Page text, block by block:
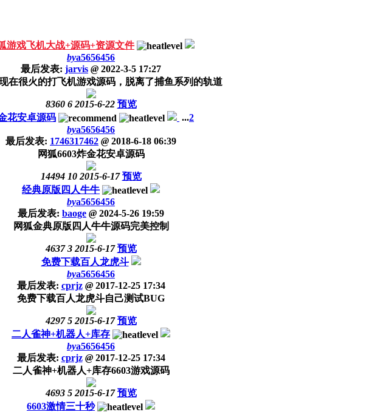
游戏飞机大战+源码+资源文件
bya5656456
最后发表: jarvis @ 2022-3-5 17:27
在很火的打飞机游戏源码，脱离了捕鱼系列的轨道
8360 6 2015-6-22 预览
花安卓源码
...2
bya5656456
最后发表: 1746317462 @ 2018-6-18 06:39
网狐6603炸金花安卓源码
14494 10 2015-6-17 预览
经典原版四人牛牛
bya5656456
最后发表: baoge @ 2024-5-26 19:59
网狐金典原版四人牛牛源码完美控制
4637 3 2015-6-17 预览
免费下载百人龙虎斗
bya5656456
最后发表: cprjz @2017-12-25 17:34
免费下载百人龙虎斗自己测试BUG
4297 5 2015-6-17 预览
二人雀神+机器人+库存
bya5656456
最后发表: cprjz @2017-12-25 17:34
二人雀神+机器人+库存6603游戏源码
4693 5 2015-6-17 预览
6603激情三十秒